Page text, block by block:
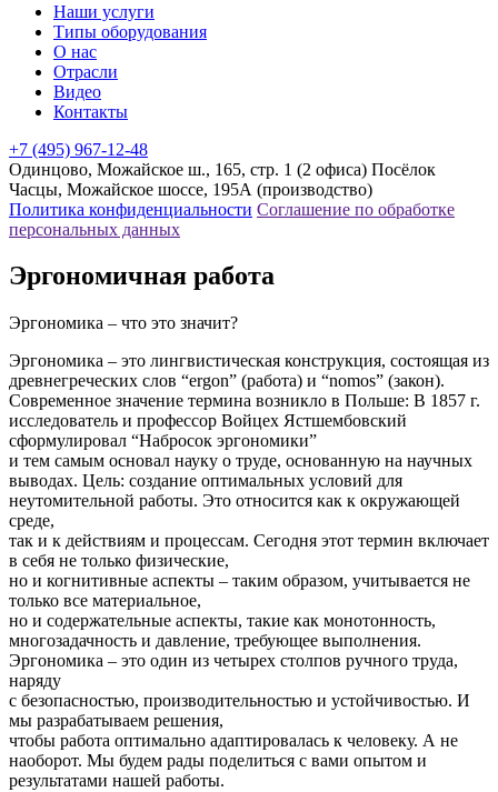
Наши услуги
Типы оборудования
О нас
Отрасли
Видео
Контакты
+7 (495) 967-12-48
Одинцово, Можайское ш., 165, стр. 1 (2 офиса) Посёлок
Часцы, Можайское шоссе, 195А (производство)
Политика конфиденциальности Соглашение по обработке
персональных данных
Эргономичная работа
Эргономика – что это значит?
Эргономика – это лингвистическая конструкция, состоящая из
древнегреческих слов “ergon” (работа) и “nomos” (закон).
Современное значение термина возникло в Польше: В 1857 г.
исследователь и профессор Войцех Ястшембовский
сформулировал “Набросок эргономики”
и тем самым основал науку о труде, основанную на научных
выводах. Цель: создание оптимальных условий для
неутомительной работы. Это относится как к окружающей
среде,
так и к действиям и процессам. Сегодня этот термин включает
в себя не только физические,
но и когнитивные аспекты – таким образом, учитывается не
только все материальное,
но и содержательные аспекты, такие как монотонность,
многозадачность и давление, требующее выполнения.
Эргономика – это один из четырех столпов ручного труда,
наряду
с безопасностью, производительностью и устойчивостью. И
мы разрабатываем решения,
чтобы работа оптимально адаптировалась к человеку. А не
наоборот. Мы будем рады поделиться с вами опытом и
результатами нашей работы.